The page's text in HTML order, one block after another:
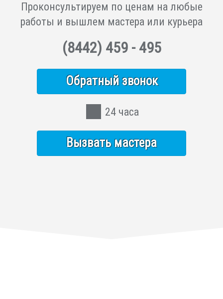
Проконсультируем по ценам на любые
работы и вышлем мастера или курьера
(8442) 459 - 495
Обратный звонок
24 часа
Вызвать мастера